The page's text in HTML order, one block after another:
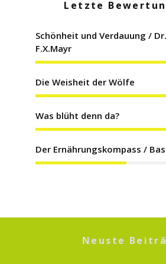
Letzte
Schönheit und Verdauung / Dr.
F.X.Mayr
Die Weisheit der Wölfe
Was blüht denn da?
Der Ernährungskompass /
Neuste